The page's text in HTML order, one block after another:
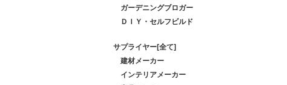
ガーデニングブロガー
ＤＩＹ・セルフビルド
サプライヤー[全て]
建材メーカー
インテリアメーカー